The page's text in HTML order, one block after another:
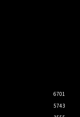
6701
5743